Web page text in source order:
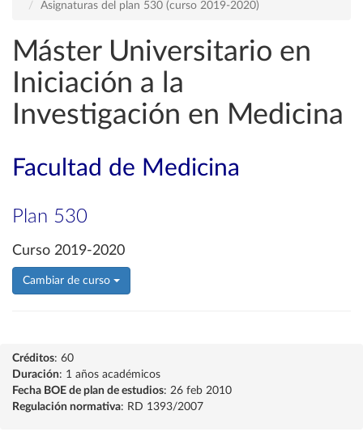
Asignaturas del plan 530 (curso 2019-2020)
Máster Universitario en
Iniciación a la
Investigación en Medicina
Facultad de Medicina
Plan 530
Curso 2019-2020
Cambiar de curso
Créditos: 60
Duración: 1 años académicos
Fecha BOE de plan de estudios: 26 feb 2010
Regulación normativa: RD 1393/2007